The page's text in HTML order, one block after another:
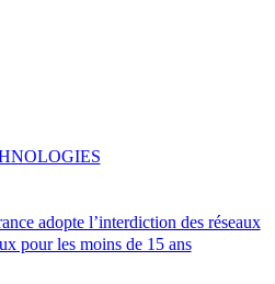
adopte l’interdiction des réseaux
pour les moins de 15 ans